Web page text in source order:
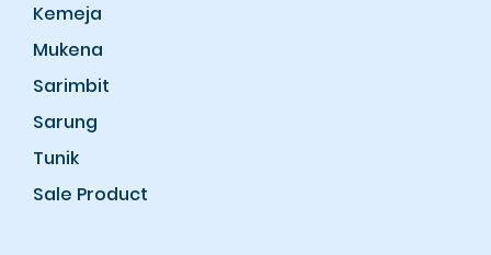
Kemeja
Mukena
Sarimbit
Sarung
Tunik
Sale Product